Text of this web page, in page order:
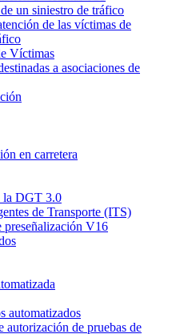
un siniestro de tráfico
de las víctimas de
Víctimas
a asociaciones de
en carretera
la DGT 3.0
de Transporte (ITS)
preseñalización V16
automatizados
autorización de pruebas de